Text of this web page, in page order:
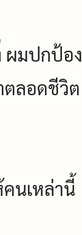
มปกป้อง
ลอดชีวิต
คนเหล่านี้